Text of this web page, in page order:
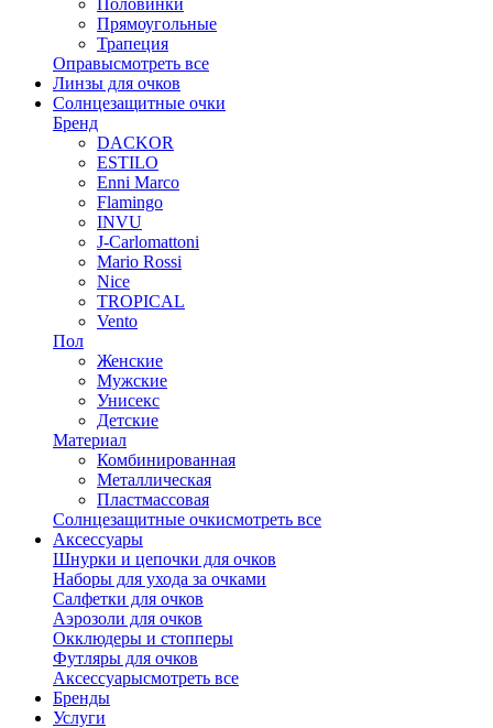
Прямоугольные
Трапеция
Оправысмотреть все
Линзы для очков
Солнцезащитные очки
Бренд
DACKOR
ESTILO
Enni Marco
Flamingo
INVU
J-Carlomattoni
Mario Rossi
Nice
TROPICAL
Vento
Пол
Женские
Мужские
Унисекс
Детские
Материал
Комбинированная
Металлическая
Пластмассовая
Солнцезащитные очкисмотреть все
Аксессуары
Шнурки и цепочки для очков
Наборы для ухода за очками
Салфетки для очков
Аэрозоли для очков
Окклюдеры и стопперы
Футляры для очков
Аксессуарысмотреть все
Бренды
Услуги